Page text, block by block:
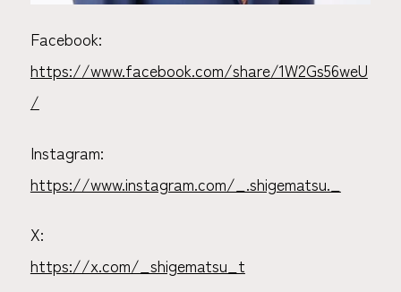
Facebook:
https://www.facebook.com/share/1W2Gs56weU
/
Instagram:
https://www.instagram.com/_.shigematsu._
X:
https://x.com/_shigematsu_t